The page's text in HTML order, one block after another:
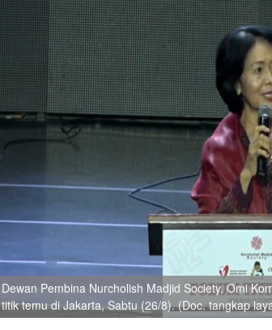
Dewan Pembina Nurcholish Madjid Society, Omi
titik temu di Jakarta, Sabtu (26/8). (Doc. tangkap